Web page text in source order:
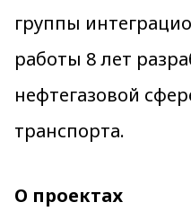
группы
работы 8 лет
нефтегазовой
транспорта.
О проектах